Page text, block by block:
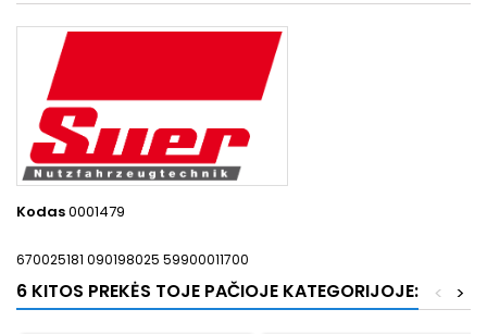
Kodas0001479
670025181 090198025 59900011700
6 KITOS PREKĖS TOJE PAČIOJE KATEGORIJOJE: >
<